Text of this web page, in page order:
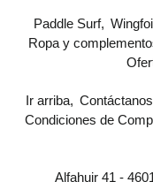
Paddle Surf
Ropa y
Ir arriba Contáctanos
Condiciones de
Alfahuir 41 -